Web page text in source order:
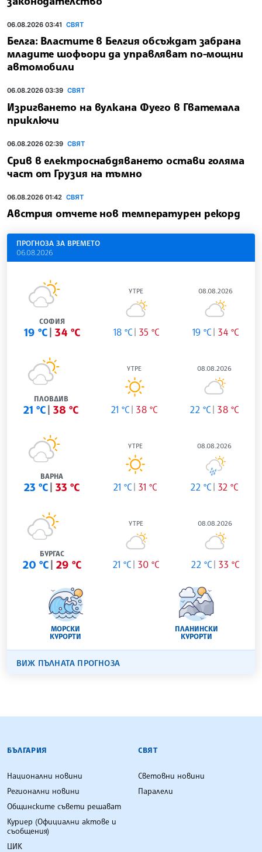
06.08.2026 03:41 СВЯТ
Белга: Властите в Белгия обсъждат забрана
младите шофьори да управляват по-мощни
автомобили
06.08.2026 03:39 СВЯТ
Изригването на вулкана Фуего в Гватемала
приключи
06.08.2026 02:39 СВЯТ
Срив в електроснабдяването остави голяма
част от Грузия на тъмно
06.08.2026 01:42 СВЯТ
Австрия отчете нов температурен рекорд
ПРОГНОЗА ЗА ВРЕМЕТО
06.08.2026
СОФИЯ
19 °C 34 °C
УТРЕ
18 °C 35 °C
08.08.2026
19 °C 34 °C
ПЛОВДИВ
21 °C 38 °C
УТРЕ
21 °C 38 °C
08.08.2026
22 °C 38 °C
ВАРНА
23 °C 33 °C
УТРЕ
21 °C 31 °C
08.08.2026
22 °C 32 °C
БУРГАС
20 °C 29 °C
УТРЕ
21 °C 30 °C
08.08.2026
22 °C 33 °C
МОРСКИ
КУРОРТИ
ПЛАНИНСКИ
КУРОРТИ
ВИЖ ПЪЛНАТА ПРОГНОЗА
БЪЛГАРСКА ТЕЛЕГРАФНА АГЕНЦИЯ
БЪЛГАРИЯ
Национални новини
Регионални новини
Общинските съвети решават
Куриер (Официални актове и
съобщения)
ЦИК
СВЯТ
Световни новини
Паралели